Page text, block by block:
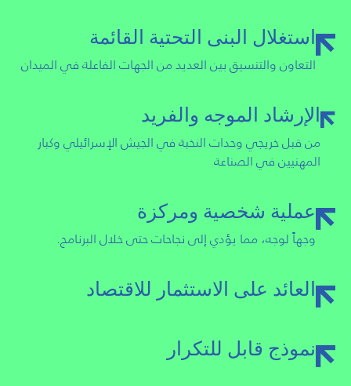
استغلال البنى التحتية القائمة
التعاون والتنسيق بين العديد من الجهات الفاعلة في الميدان
الإرشاد الموجه والفريد
من قبل خريجي وحدات النخبة في الجيش الإسرائيلي وكبار
المهنيين في الصناعة
عملية شخصية ومركزة
وجهاً لوجه، مما يؤدي إلى نجاحات حتى خلال البرنامج.
العائد على الاستثمار للاقتصاد
نموذج قابل للتكرار